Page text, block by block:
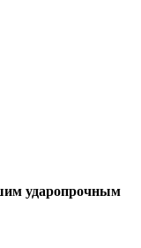
ударопрочным